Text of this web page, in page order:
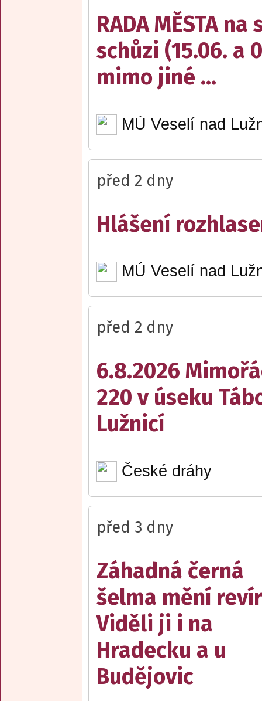
RADA MĚSTA na
schůzi (15.06. a
mimo jiné ...
MÚ Veselí nad
před 2 dny
Hlášení
MÚ Veselí nad
před 2 dny
6.8.2026
220 v úseku
Lužnicí
České dráhy
před 3 dny
Záhadná černá
šelma mění
Viděli ji i na
Hradecku a u
Budějovic